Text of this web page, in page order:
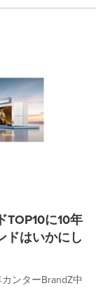
TOP10に10年
ドはいかにし
ンターBrandZ中